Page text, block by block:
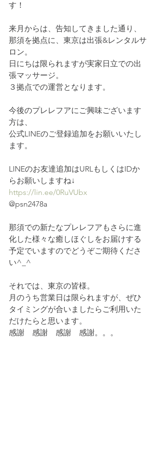
す！
来月からは、告知してきました通り、
那須を拠点に、東京は出張&レンタルサ
ロン。
日にちは限られますが実家日立での出
張マッサージ。
３拠点での運営となります。
今後のプレレフアにご興味ございます
方は、
公式LINEのご登録追加をお願いいたし
ます。
LINEのお友達追加はURLもしくはIDか
らお願いしますね↓
https://lin.ee/0RuVUbx
@psn2478a
那須での新たなプレレフアもさらに進
化した様々な癒しほぐしをお届けする
予定でいますのでどうぞご期待くださ
い^_^
それでは、東京の皆様。
月のうち営業日は限られますが、ぜひ
タイミングが合いましたらご利用いた
だけたらと思います。
感謝　感謝　感謝　感謝。。。